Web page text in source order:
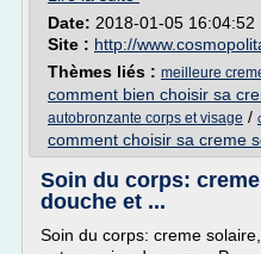
Date: 2018-01-05 16:04:52
Site : http://
Thèmes liés : meilleure
comment bien choisir sa
autobronzante corps et visage /
comment choisir sa creme
Soin du corps:
douche et ...
Soin du corps: creme